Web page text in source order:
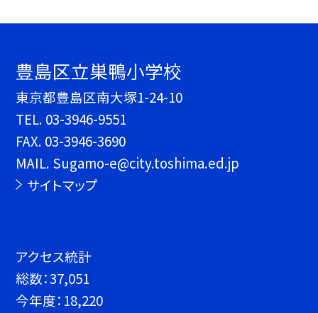
豊島区立巣鴨小学校
東京都豊島区南大塚1-24-10
TEL. 03-3946-9551
FAX. 03-3946-3690
MAIL. Sugamo-e@city.toshima.ed.jp
サイトマップ
アクセス統計
総数：37,051
今年度： 18,220